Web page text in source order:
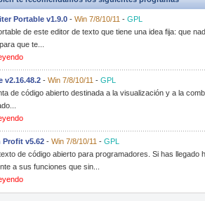
Portable v1.9.0- Win 7/8/10/11 - GPL
de este editor de texto que tiene una idea fija: que
que te...
v2.16.48.2- Win 7/8/10/11 - GPL
de código abierto destinada a la visualización y a la
Profit v5.62- Win 7/8/10/11 - GPL
de código abierto para programadores. Si has
a sus funciones que sin...